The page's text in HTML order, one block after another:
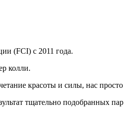
(FCI) с 2011 года.
колли.
красоты и силы, нас просто
тщательно подобранных